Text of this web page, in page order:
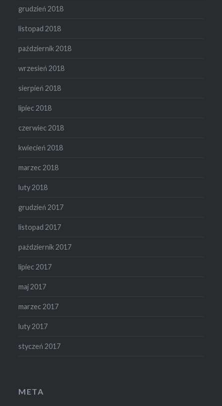
grudzień 2018
listopad 2018
październik 2018
wrzesień 2018
sierpień 2018
lipiec 2018
czerwiec 2018
kwiecień 2018
marzec 2018
luty 2018
grudzień 2017
listopad 2017
październik 2017
lipiec 2017
maj 2017
marzec 2017
luty 2017
styczeń 2017
META